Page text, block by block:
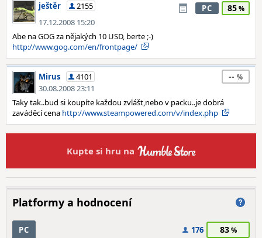
ještěr
2155
17.12.2008 15:20
PC 85
Abe na GOG za nějakých 10 USD, berte ;-)
http://www.gog.com/en/frontpage/
Mirus
4101
30.08.2008 23:11
--
Taky tak..bud si koupíte každou zvlášt,nebo v packu..je dobrá
zaváděcí cena http://www.steampowered.com/v/index.php
Kupte si hru na
Platformy a hodnocení
PC 176 83